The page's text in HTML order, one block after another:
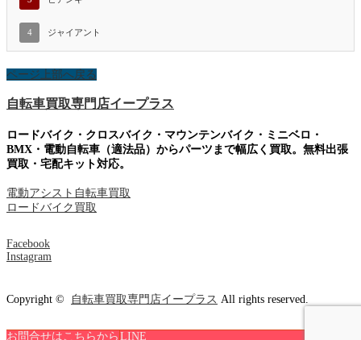
4 ジャイアント
ページ上部へ戻る
自転車買取専門店イープラス
ロードバイク・クロスバイク・マウンテンバイク・ミニベロ・
BMX・電動自転車（適法品）からパーツまで幅広く買取。無料出張
買取・宅配キット対応。
電動アシスト自転車買取
ロードバイク買取
Facebook
Instagram
Copyright © 自転車買取専門店イープラス All rights reserved.
お問合せはこちらから LINE